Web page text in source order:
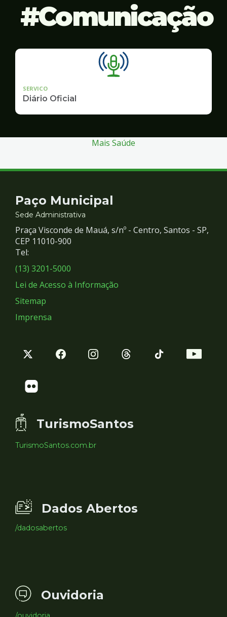
Comunicação
SERVICO
Diário Oficial
Mais Saúde
Contato
e
Redes
Sociais
Paço Municipal
Sede Administrativa
Praça Visconde de Mauá, s/nº - Centro, Santos - SP,
CEP 11010-900
Tel:
(13) 3201-5000
Lei de Acesso à Informação
Sitemap
Imprensa
TurismoSantos
TurismoSantos.com.br
Dados Abertos
/dadosabertos
Ouvidoria